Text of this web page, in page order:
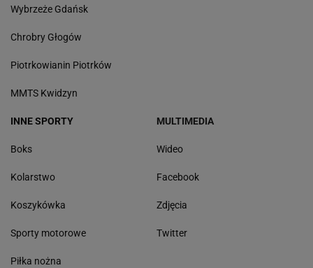
Wybrzeże Gdańsk
Chrobry Głogów
Piotrkowianin Piotrków
MMTS Kwidzyn
INNE SPORTY
Boks
Kolarstwo
Koszykówka
Sporty motorowe
Piłka nożna
MULTIMEDIA
Wideo
Facebook
Zdjęcia
Twitter